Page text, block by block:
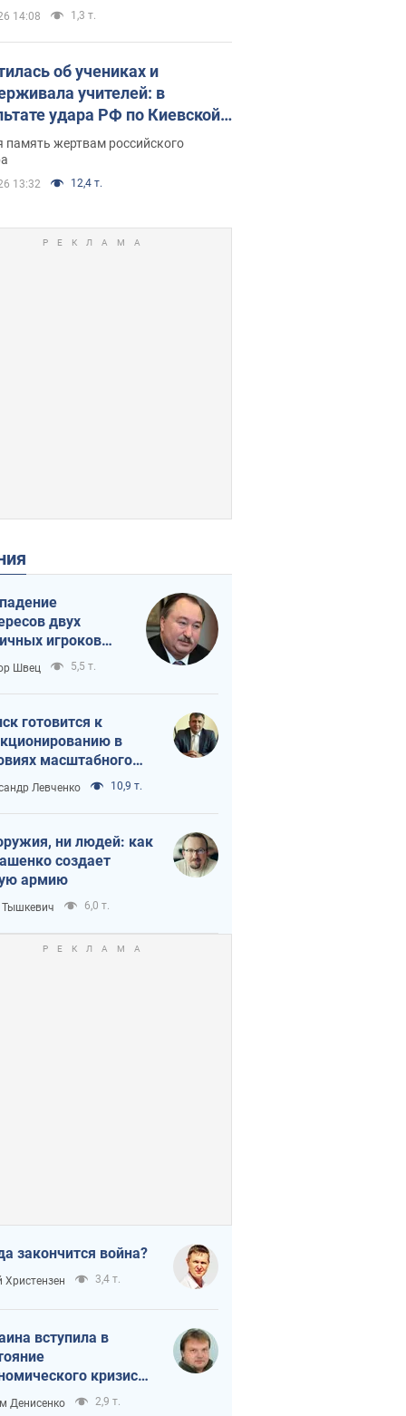
14:08 1,3 т.
об учениках и
учителей: в
удара РФ по Киевской
погибли директор
лицея, её муж и внук
память жертвам российского
13:32 12,4 т.
двух
игроков
тайный план
и Путина?
Швец 5,5 т.
готовится к
в
масштабного
кризиса
Левченко 10,9 т.
ни людей: как
создает
армию
Тышкевич 6,0 т.
закончится война?
Христензен 3,4 т.
вступила в
кризиса.
ли свет в конце
Денисенко 2,9 т.